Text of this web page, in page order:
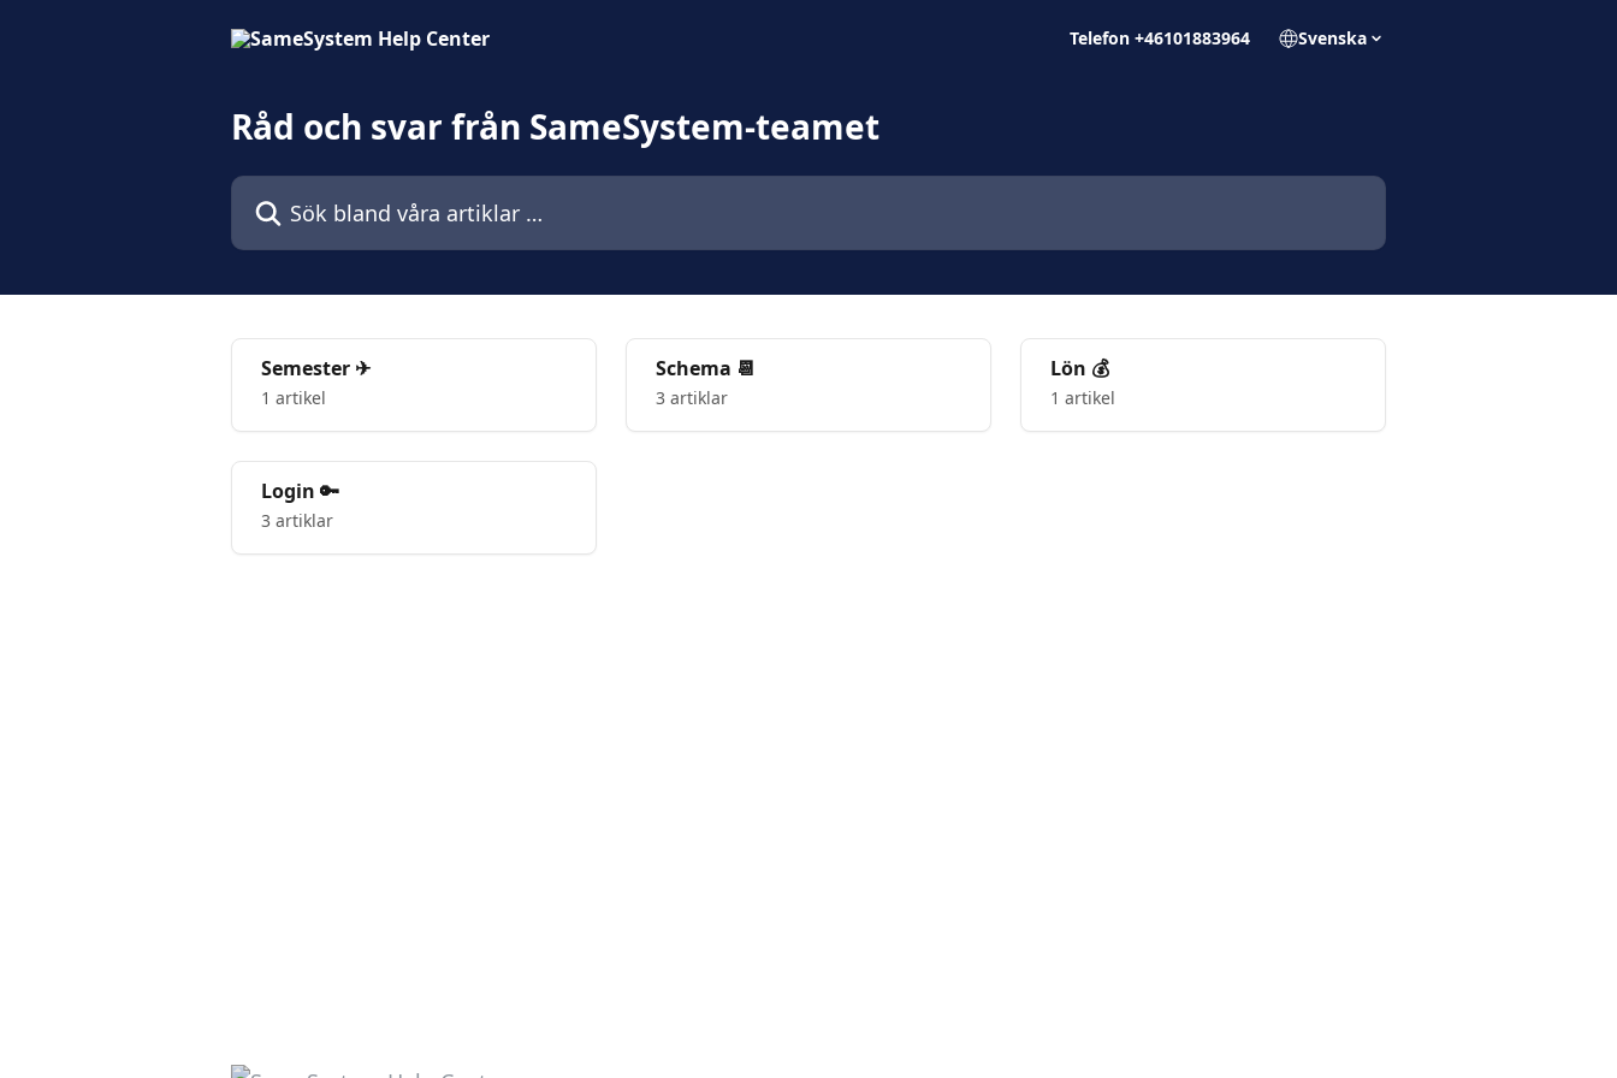
Telefon +46101883964 Svenska
Råd och svar från SameSystem-teamet
Sök bland våra artiklar …
Semester ✈
1 artikel
Schema 📆
3 artiklar
Lön 💰
1 artikel
Login 🔑
3 artiklar